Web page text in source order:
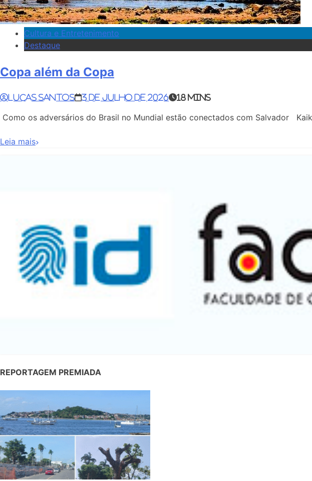
Cultura e Entretenimento
Destaque
Copa além da Copa
Lucas Santos 3 de julho de 2026 18 mins
Como os adversários do Brasil no Mundial estão conectados com Salvador
Leia mais
REPORTAGEM PREMIADA